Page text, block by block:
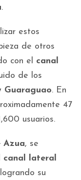
.
estos
de otros
con el canal
de los
Guaraguao. En
47
usuarios.
Azua, se
canal lateral
su